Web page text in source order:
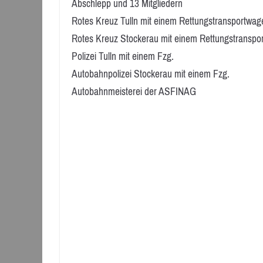
Rotes Kreuz Tulln mit einem
Rotes Kreuz Stockerau mit einem
Polizei Tulln mit einem Fzg.
Autobahnpolizei Stockerau mit einem Fzg.
Autobahnmeisterei der ASFINAG